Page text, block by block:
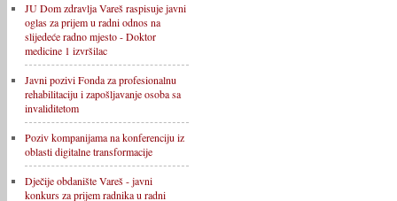
JU Dom zdravlja Vareš raspisuje javni
oglas za prijem u radni odnos na
slijedeće radno mjesto - Doktor
medicine 1 izvršilac
Javni pozivi Fonda za profesionalnu
rehabilitaciju i zapošljavanje osoba sa
invaliditetom
Poziv kompanijama na konferenciju iz
oblasti digitalne transformacije
Dječije obdanište Vareš - javni
konkurs za prijem radnika u radni